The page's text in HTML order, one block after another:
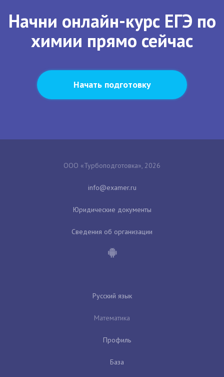
Начни онлайн-курс ЕГЭ по
химии прямо сейчас
Начать подготовку
ООО «Турбоподготовка», 2026
Юридические документы
Сведения об организации
Русский язык
Математика
Профиль
База